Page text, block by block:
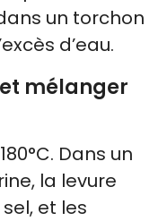
un torchon
d’eau.
mélanger
Dans un
la levure
et les